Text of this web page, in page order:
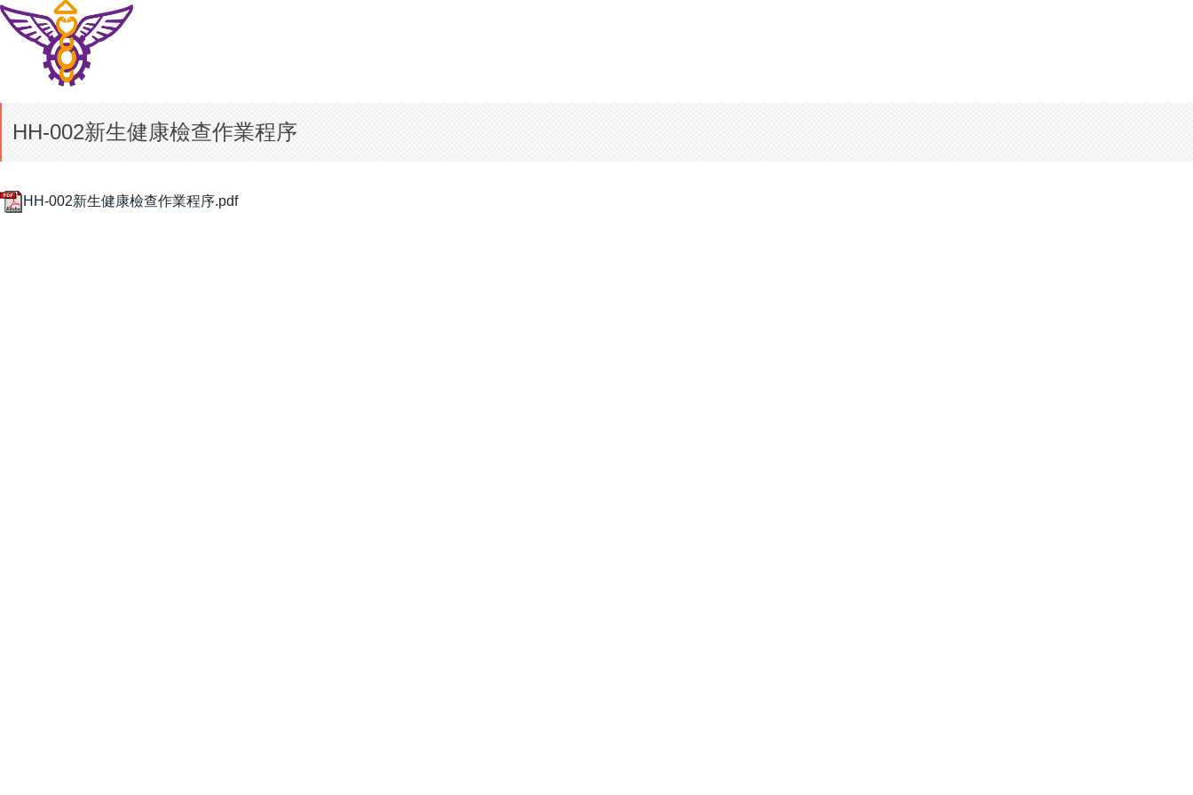
HH-002新生健康檢查作業程序
HH-002新生健康檢查作業程序.pdf